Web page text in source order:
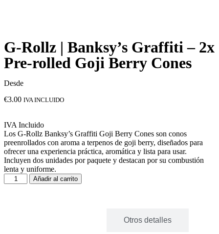
G-Rollz | Banksy’s Graffiti – 2x
Pre-rolled Goji Berry Cones
Desde
€3.00 IVA INCLUIDO
IVA Incluido
Los G-Rollz Banksy’s Graffiti Goji Berry Cones son conos
preenrollados con aroma a terpenos de goji berry, diseñados para
ofrecer una experiencia práctica, aromática y lista para usar.
Incluyen dos unidades por paquete y destacan por su combustión
lenta y uniforme.
Añadir al carrito
Otros detalles